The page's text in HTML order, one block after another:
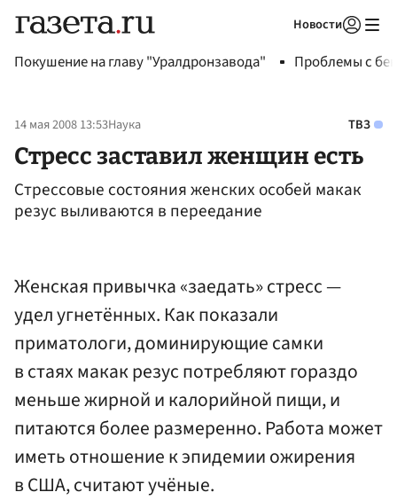
Новости
Покушение на главу "Уралдронзавода" Проблемы с
14 мая 2008 13:53Наука ТВЗ
Стресс заставил женщин есть
Cтрессовые состояния женских особей макак
резус выливаются в переедание
Женская привычка «заедать» стресс —
удел угнетённых. Как показали
приматологи, доминирующие самки
в стаях макак резус потребляют гораздо
меньше жирной и калорийной пищи, и
питаются более размеренно. Работа может
иметь отношение к эпидемии ожирения
в США, считают учёные.